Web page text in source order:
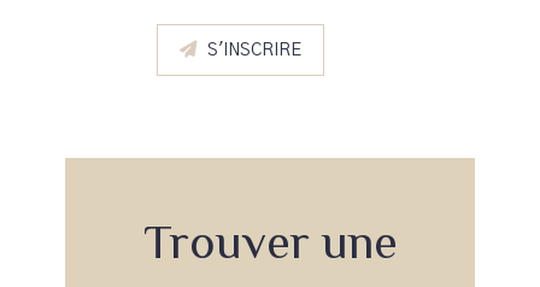
S'INSCRIRE
Trouver une